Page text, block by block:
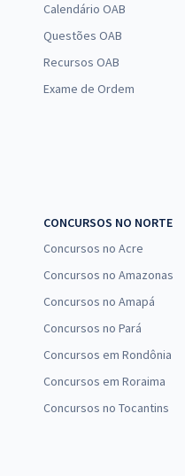
Calendário OAB
Questões OAB
Recursos OAB
Exame de Ordem
CONCURSOS NO NORTE
Concursos no Acre
Concursos no Amazonas
Concursos no Amapá
Concursos no Pará
Concursos em Rondônia
Concursos em Roraima
Concursos no Tocantins